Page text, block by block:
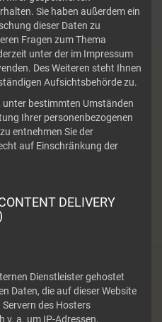
Sie haben außerdem ein
dieser Daten zu
Fragen zum Thema
unter der im Impressum
Des Weiteren steht Ihnen
Aufsichtsbehörde zu.
unter bestimmten Umständen
Ihrer personenbezogenen
entnehmen Sie der
auf Einschränkung der
DELIVERY
Dienstleister gehostet
Daten, die auf dieser Website
des Hosters
v. a. um IP-Adressen,